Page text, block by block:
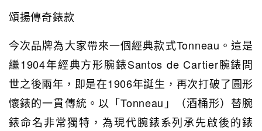
頌揚傳奇錶款
今次品牌為大家帶來一個經典款式Tonneau。這是
繼1904年經典方形腕錶Santos de Cartier腕錶問
世之後兩年，即是在1906年誕生，再次打破了圓形
懷錶的一貫傳統。以「Tonneau」（酒桶形）替腕
錶命名非常獨特，為現代腕錶系列承先啟後的錶